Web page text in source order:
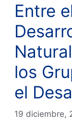
Entre
los
el
19 diciembre,